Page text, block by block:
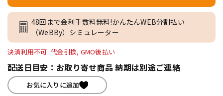
48回まで金利手数料無料!かんたんWEB分割払い
（WeBBy）シミュレーター
決済利用不可: 代金引換, GMO後払い
配送日目安：お取り寄せ商品 納期は別途ご連絡
お気に入りに追加